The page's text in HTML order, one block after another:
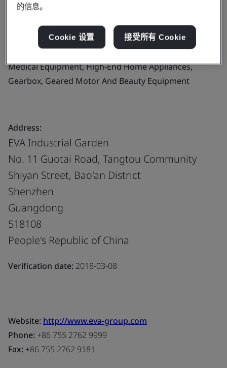
Products, services or works:
- Office Automation:
Automobiles, Smart Electronics, Smart Devices,
Medical Equipment, High-End Home Appliances,
Gearbox, Geared Motor And Beauty Equipment
Address:
EVA Industrial Garden
No. 11 Guotai Road, Tangtou Community
Shiyan Street, Bao'an District
Shenzhen
Guangdong
518108
People's Republic of China
Verification date: 2018-03-08
Website: http://www.eva-group.com
Phone: +86 755 2762 9999
Fax: +86 755 2762 9181
的信息。
Cookie 设置 接受所有 Cookie